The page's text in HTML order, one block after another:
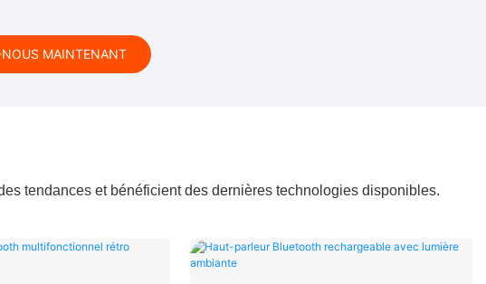
MAINTENANT
tendances et bénéficient des dernières technologies disponibles.